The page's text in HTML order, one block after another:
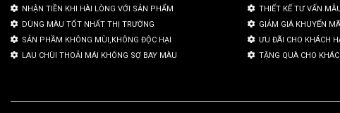
NHẬN TIỀN KHI HÀI LÒNG VỚI SẢN PHẨM
DÙNG MÀU TỐT NHẤT THỊ TRƯỜNG
SẢN PHẦM KHÔNG MÙI,KHÔNG ĐỘC HẠI
LAU CHÙI THOẢI MÁI KHÔNG SỢ BAY MÀU
THIẾT KẾ TƯ VẤN
GIẢM GIÁ KHUYẾN
ƯU ĐÃI CHO KHÁCH
TẶNG QUÀ CHO